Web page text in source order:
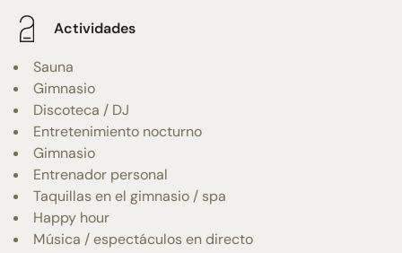
Actividades
Sauna
Gimnasio
Discoteca / DJ
Entretenimiento nocturno
Gimnasio
Entrenador personal
Taquillas en el gimnasio / spa
Happy hour
Música / espectáculos en directo